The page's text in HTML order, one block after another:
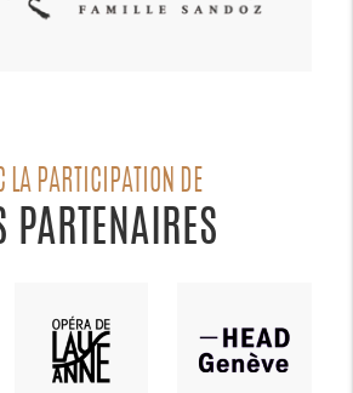
LA PARTICIPATION DE
PARTENAIRES